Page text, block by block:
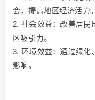
会，提高地区经济活力。
2. 社会效益：改善居民
区吸引力。
3. 环境效益：通过绿化
影响。